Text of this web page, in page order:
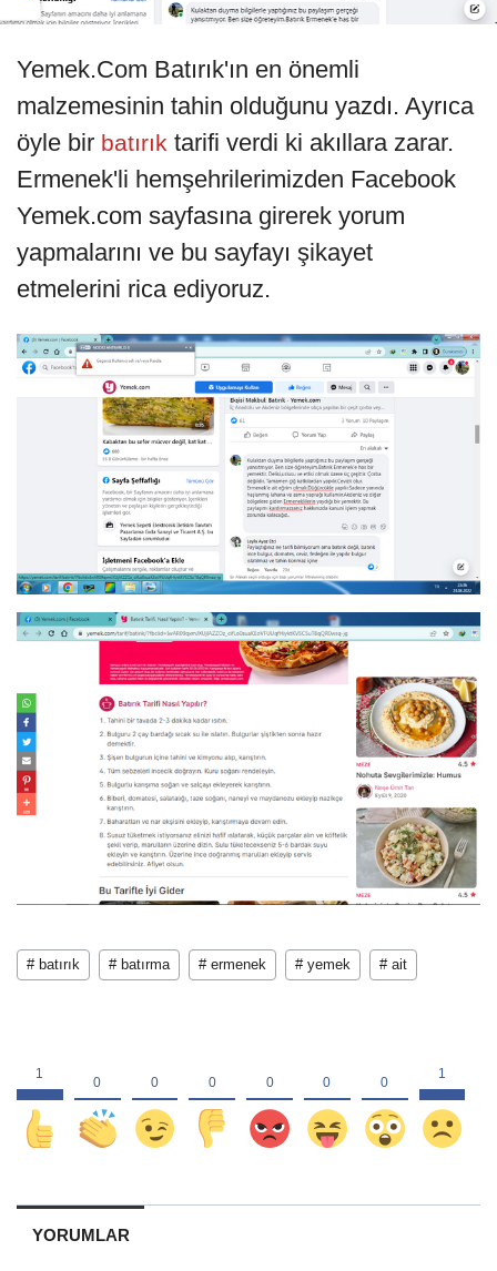
Yemek.Com Batırık'ın en önemli
malzemesinin tahin olduğunu yazdı. Ayrıca
öyle bir batırık tarifi verdi ki akıllara zarar.
Ermenek'li hemşehrilerimizden Facebook
Yemek.com sayfasına girerek yorum
yapmalarını ve bu sayfayı şikayet
etmelerini rica ediyoruz.
# batırık # batırma # ermenek # yemek # ait
YORUMLAR